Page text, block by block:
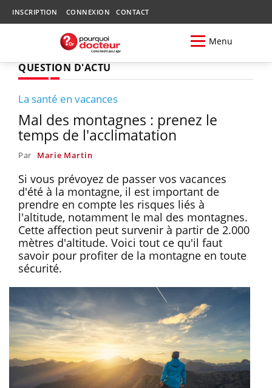
INSCRIPTION CONNEXION CONTACT
Menu
QUESTION D'ACTU
La santé en vacances
Mal des montagnes : prenez le
temps de l'acclimatation
Par Marie Martin
Si vous prévoyez de passer vos vacances
d'été à la montagne, il est important de
prendre en compte les risques liés à
l'altitude, notamment le mal des montagnes.
Cette affection peut survenir à partir de 2.000
mètres d'altitude. Voici tout ce qu'il faut
savoir pour profiter de la montagne en toute
sécurité.